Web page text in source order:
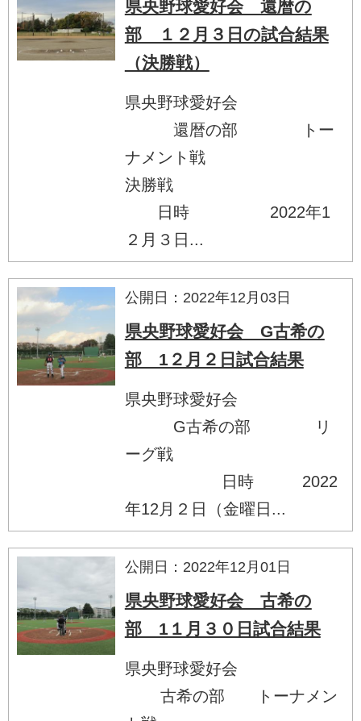
県央野球愛好会 還暦の
部 １２月３日の試合結果
（決勝戦）
県央野球愛好会
還暦の部 トー
ナメント戦
決勝戦
日時 2022年1
２月３日...
公開日：2022年12月03日
県央野球愛好会 G古希の
部 1２月２日試合結果
県央野球愛好会
G古希の部 リ
ーグ戦
日時 2022
年12月２日（金曜日...
公開日：2022年12月01日
県央野球愛好会 古希の
部 1１月３０日試合結果
県央野球愛好会
古希の部 トーナメン